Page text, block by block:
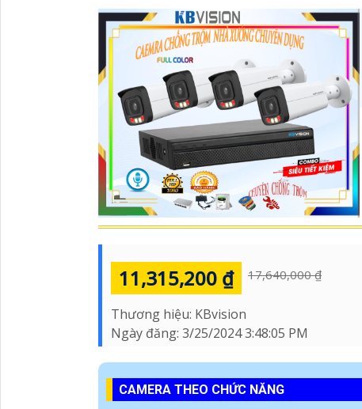
11,315,200 ₫ 17,640,000 ₫
Thương hiệu: KBvision
Ngày đăng: 3/25/2024 3:48:05 PM
CAMERA THEO CHỨC NĂNG